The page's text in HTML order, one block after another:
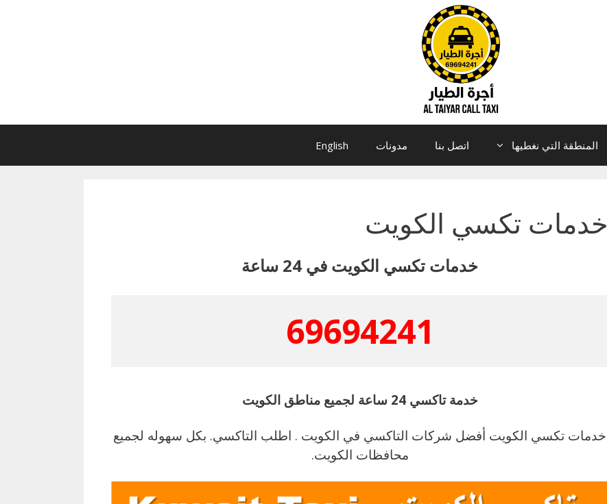
المنطقة التي نغطيها اتصل بنا مدونات English
خدمات تكسي الكويت
خدمات تكسي الكويت في 24 ساعة
69694241
خدمة تاكسي 24 ساعة لجميع مناطق الكويت
خدمات تكسي الكويت أفضل شركات التاكسي في الكويت . اطلب التاكسي. بكل سهوله لجميع
محافظات الكويت.